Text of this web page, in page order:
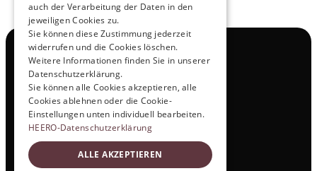
Navigation
Contact
Test Drive
Career
Investor Relations
Legal & Policies
Imprint
auch der Verarbeitung der Daten in den
jeweiligen Cookies zu.
Sie können diese Zustimmung jederzeit
widerrufen und die Cookies löschen.
Weitere Informationen finden Sie in unserer
Datenschutzerklärung.
Sie können alle Cookies akzeptieren, alle
Cookies ablehnen oder die Cookie-
Einstellungen unten individuell bearbeiten.
HEERO-Datenschutzerklärung
ALLE AKZEPTIEREN